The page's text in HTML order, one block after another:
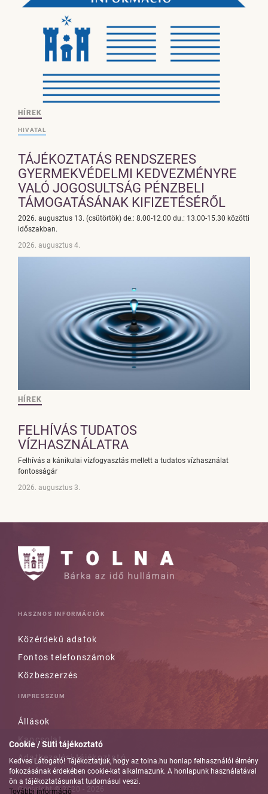
Cookie / Süti tájékoztató
Kedves Látogató! Tájékoztatjuk, hogy az tolna.hu honlap felhasználói élmény
fokozásának érdekében cookie-kat alkalmazunk. A honlapunk használatával
ön a tájékoztatásunkat tudomásul veszi.
További információ
HÍREK
HIVATAL
TÁJÉKOZTATÁS RENDSZERES
GYERMEKVÉDELMI KEDVEZMÉNYRE
VALÓ JOGOSULTSÁG PÉNZBELI
TÁMOGATÁSÁNAK KIFIZETÉSÉRŐL
2026. augusztus 13. (csütörtök) de.: 8.00-12.00 du.: 13.00-15.30 közötti
időszakban.
2026. augusztus 4.
HÍREK
FELHÍVÁS TUDATOS
VÍZHASZNÁLATRA
Felhívás a kánikulai vízfogyasztás mellett a tudatos vízhasználat
fontosságár
2026. augusztus 3.
HASZNOS INFORMÁCIÓK
Közérdekű adatok
Fontos telefonszámok
Közbeszerzés
IMPRESSZUM
Állások
Kapcsolat
Adatkezelési tájékoztató
Copyright © 2020 - 2026